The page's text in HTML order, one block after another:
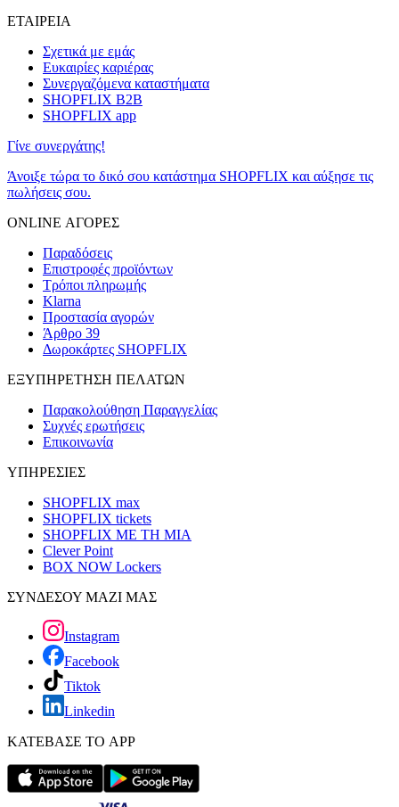
ΕΤΑΙΡΕΙΑ
Σχετικά με εμάς
Ευκαιρίες καριέρας
Συνεργαζόμενα καταστήματα
SHOPFLIX B2B
SHOPFLIX app
Γίνε συνεργάτης!
Άνοιξε τώρα το δικό σου κατάστημα SHOPFLIX και αύξησε τις
πωλήσεις σου.
ONLINE ΑΓΟΡΕΣ
Παραδόσεις
Επιστροφές προϊόντων
Τρόποι πληρωμής
Klarna
Προστασία αγορών
Άρθρο 39
Δωροκάρτες SHOPFLIX
ΕΞΥΠΗΡΕΤΗΣΗ ΠΕΛΑΤΩΝ
Παρακολούθηση Παραγγελίας
Συχνές ερωτήσεις
Επικοινωνία
ΥΠΗΡΕΣΙΕΣ
SHOPFLIX max
SHOPFLIX tickets
SHOPFLIX ΜΕ ΤΗ ΜΙΑ
Clever Point
BOX NOW Lockers
ΣΥΝΔΕΣΟΥ ΜΑΖΙ ΜΑΣ
Instagram
Facebook
Tiktok
Linkedin
ΚΑΤΕΒΑΣΕ ΤΟ APP